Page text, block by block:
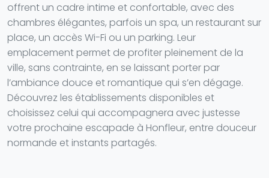
offrent un cadre intime et confortable, avec des
chambres élégantes, parfois un spa, un restaurant sur
place, un accès Wi-Fi ou un parking. Leur
emplacement permet de profiter pleinement de la
ville, sans contrainte, en se laissant porter par
l’ambiance douce et romantique qui s’en dégage.
Découvrez les établissements disponibles et
choisissez celui qui accompagnera avec justesse
votre prochaine escapade à Honfleur, entre douceur
normande et instants partagés.